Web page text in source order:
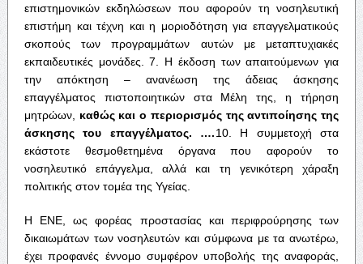
επιστημονικών εκδηλώσεων που αφορούν τη νοσηλευτική
επιστήμη και τέχνη και η μοριοδότηση για επαγγελματικούς
σκοπούς των προγραμμάτων αυτών με μεταπτυχιακές
εκπαιδευτικές μονάδες. 7. Η έκδοση των απαιτούμενων για
την απόκτηση – ανανέωση της άδειας άσκησης
επαγγέλματος πιστοποιητικών στα Μέλη της, η τήρηση
μητρώων, καθώς και ο περιορισμός της αντιποίησης της
άσκησης
του επαγγέλματος. ….10. Η συμμετοχή στα
εκάστοτε θεσμοθετημένα όργανα που αφορούν το
νοσηλευτικό επάγγελμα, αλλά και τη γενικότερη χάραξη
πολιτικής στον τομέα της Υγείας.
Η ΕΝΕ, ως φορέας προστασίας και περιφρούρησης των
δικαιωμάτων των νοσηλευτών και σύμφωνα με τα ανωτέρω,
έχει προφανές έννομο συμφέρον υποβολής της αναφοράς,